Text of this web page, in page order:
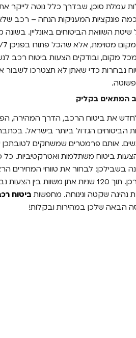
עמלת סוכן, שבדרך כלל נוטה לייקר
פונקציות המעניקות הנחה – רכב
שיטת השוואת הביטוחים באונליין.
מקום, ובודקים הצעות ביטוח רכב
נבחרות כדי שאתן לא תצטרכו
המתאים בקליק
את ביטוח הרכב, הדרך המהירה,
הביטוחים הגדול ביותר בישראל.
אותם פרמטרים שמשחקים לטובתכן
ביטוח משתלמות ואטרקטיביות.
בשבילכן: לבחור את טווחי המחירים
פרמטרים רלוונטיים עבורכן. תוך 120 שניות
נהיגה שקטה ונינוחה. מחפשות ביטוח
הבאה שלכן במהירות ובקלות!